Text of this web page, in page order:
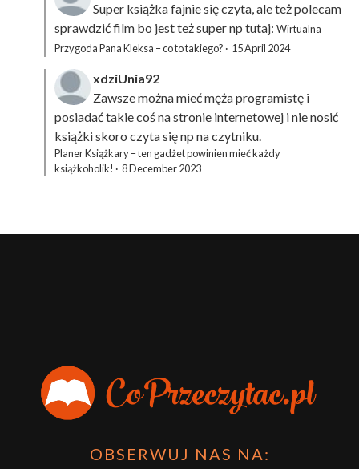
Super książka fajnie się czyta, ale też polecam
sprawdzić film bo jest też super np tutaj: Wirtualna
Przygoda Pana Kleksa – co to takiego? · 15 April 2024
xdziUnia92
Zawsze można mieć męża programistę i
posiadać takie coś na stronie internetowej i nie nosić
książki skoro czyta się np na czytniku.
Planer Książkary – ten gadżet powinien mieć każdy
książkoholik! · 8 December 2023
OBSERWUJ NAS NA: